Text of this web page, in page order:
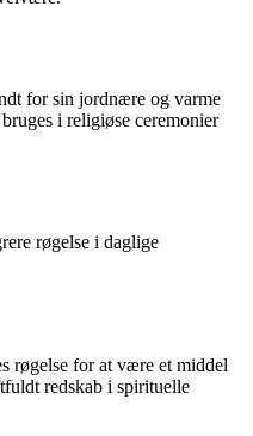
for sin jordnære og varme
i religiøse ceremonier
røgelse i daglige
røgelse for at være et middel
redskab i spirituelle